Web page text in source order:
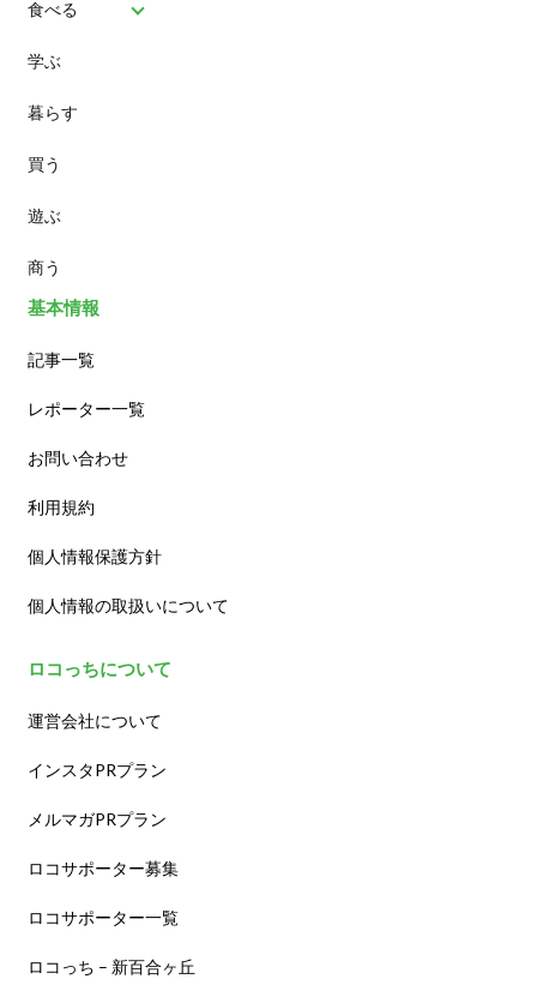
食べる
パン
スイーツ
ランチ
カフェ
学ぶ
暮らす
買う
遊ぶ
商う
基本情報
記事一覧
レポーター一覧
お問い合わせ
利用規約
個人情報保護方針
個人情報の取扱いについて
ロコっちについて
運営会社について
インスタPRプラン
メルマガPRプラン
ロコサポーター募集
ロコサポーター一覧
ロコっち – 新百合ヶ丘